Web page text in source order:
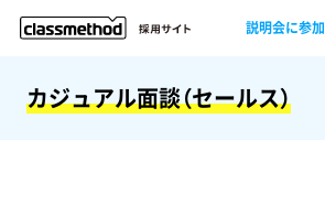
説明会に参加
カジュアル面談（セールス）